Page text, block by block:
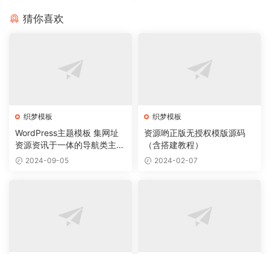
猜你喜欢
织梦模板
WordPress主题模板 集网址
资源资讯于一体的导航类主题
导航主题垂直行业模板
2024-09-05
织梦模板
资源哟正版无授权模版源码
（含搭建教程）
2024-02-07